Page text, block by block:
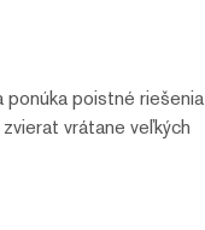
poistné riešenia
vrátane veľkých